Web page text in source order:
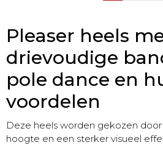
Pleaser heels
drievoudige
pole dance en
voordelen
Deze heels worden gekozen
hoogte en een sterker visueel